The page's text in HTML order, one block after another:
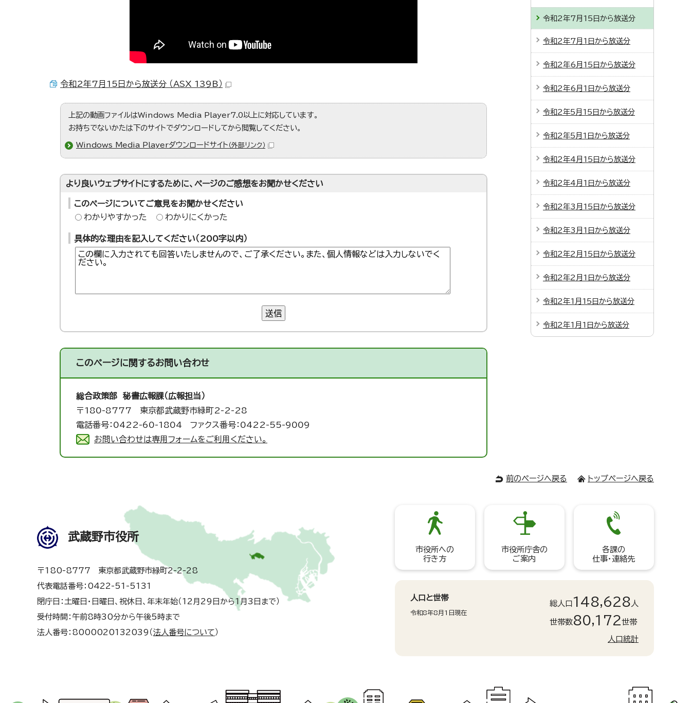
令和2年7月15日から放送分 （ASX 139B）
上記の動画ファイルはWindows Media Player7.0以上に対応しています。
お持ちでないかたは下のサイトでダウンロードしてから閲覧してください。
Windows Media Playerダウンロードサイト （外部リンク）
より良いウェブサイトにするために、ページのご感想をお聞かせください
このページについてご意見をお聞かせください
わかりやすかった
わかりにくかった
具体的な理由を記入してください（200字以内）
送信
このページに関するお問い合わせ
総合政策部 秘書広報課（広報担当）
〒180-8777 東京都武蔵野市緑町2-2-28
電話番号：0422-60-1804 ファクス番号：0422-55-9009
お問い合わせは専用フォームをご利用ください。
令和2年7月15日から放送分
令和2年7月1日から放送分
令和2年6月15日から放送分
令和2年6月1日から放送分
令和2年5月15日から放送分
令和2年5月1日から放送分
令和2年4月15日から放送分
令和2年4月1日から放送分
令和2年3月15日から放送分
令和2年3月1日から放送分
令和2年2月15日から放送分
令和2年2月1日から放送分
令和2年1月15日から放送分
令和2年1月1日から放送分
前のページへ戻る トップページへ戻る
武蔵野市役所
〒180-8777 東京都武蔵野市緑町2-2-28
代表電話番号：0422-51-5131
閉庁日：土曜日・日曜日、祝休日、年末年始（12月29日から1月3日まで）
受付時間：午前8時30分から午後5時まで
法人番号：8000020132039（ 法人番号について ）
市役所への
行き方
市役所庁舎の
ご案内
各課の
仕事・連絡先
人口と世帯
令和8年8月1日現在
総人口 148,628 人
世帯数80,172世帯
人口統計